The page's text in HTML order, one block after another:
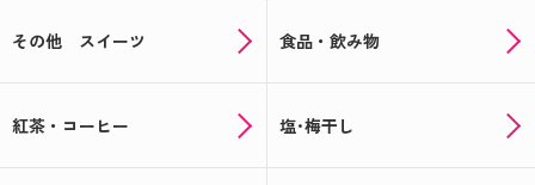
その他 スイーツ 食品・飲み物
紅茶・コーヒー 塩･梅干し